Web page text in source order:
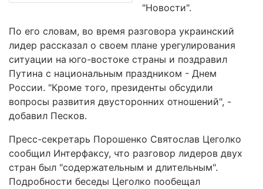
"Новости".
По его словам, во время разговора украинский
лидер рассказал о своем плане урегулирования
ситуации на юго-востоке страны и поздравил
Путина с национальным праздником - Днем
России. "Кроме того, президенты обсудили
вопросы развития двусторонних отношений", -
добавил Песков.
Пресс-секретарь Порошенко Святослав Цеголко
сообщил Интерфаксу, что разговор лидеров двух
стран был "содержательным и длительным".
Подробности беседы Цеголко пообещал